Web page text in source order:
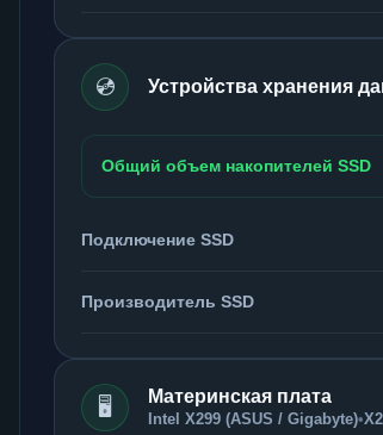
💿 Устройства хранения
Общий объем накопителей SSD
Подключение SSD
Производитель SSD
🖥️ Материнская плата
Intel X299 (ASUS / Gigabyte)•